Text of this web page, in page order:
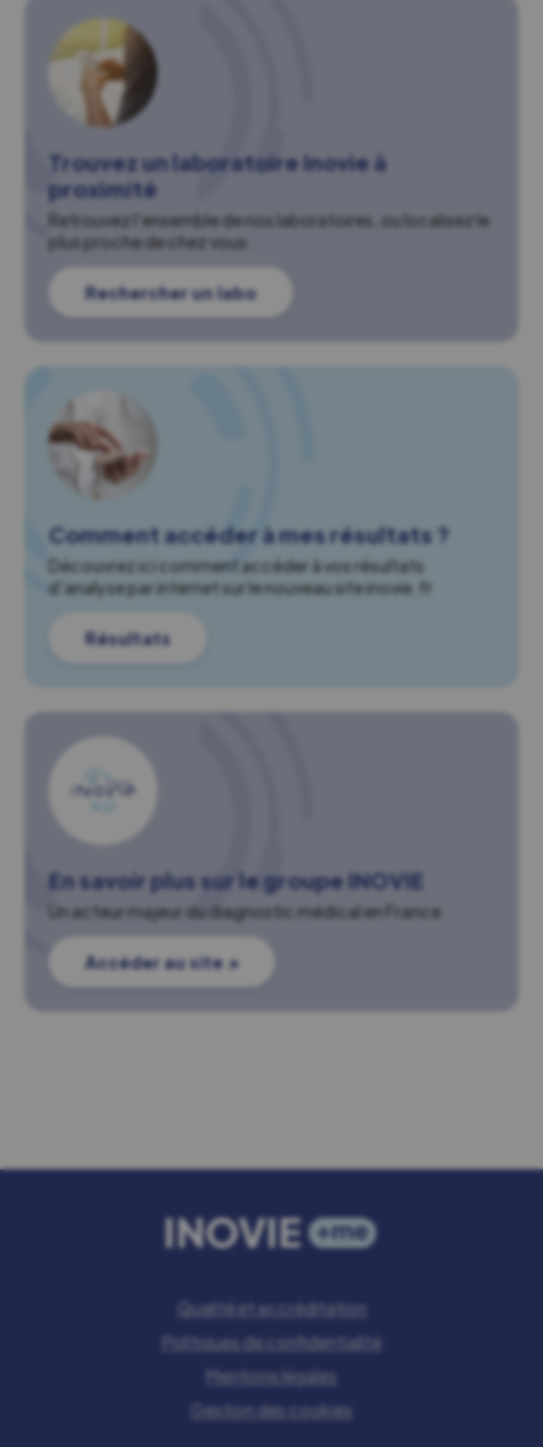
Trouvez un laboratoire Inovie à
proximité
Retrouvez l'ensemble de nos laboratoires, ou localisez le
plus proche de chez vous.
Rechercher un labo
Comment accéder à mes résultats ?
Découvrez ici comment accéder à vos résultats
d'analyse par internet sur le nouveau site inovie.fr
Résultats
En savoir plus sur le groupe INOVIE
Un acteur majeur du diagnostic médical en France.
Accéder au site ↗
Qualité et accréditation
Politiques de confidentialité
Mentions légales
Gestion des cookies